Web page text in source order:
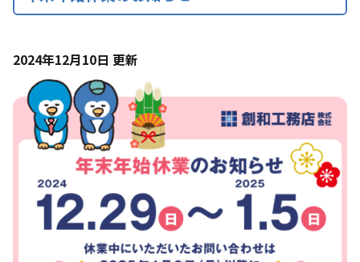
2024年12月10日 更新